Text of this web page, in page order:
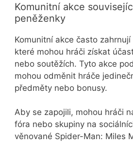
Komunitní akce
peněženky
Komunitní akce často
které mohou hráči získat
nebo soutěžích. Tyto akce
mohou odměnit hráče
předměty nebo bonusy.
Aby se zapojili, mohou hráči
fóra nebo skupiny na
věnované Spider-Man: Miles